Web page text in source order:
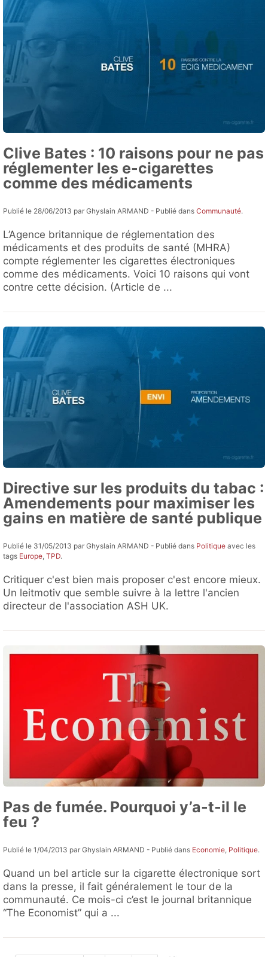
Clive Bates : 10 raisons pour ne pas
réglementer les e-cigarettes
comme des médicaments
Publié le 28/06/2013 par Ghyslain ARMAND - Publié dans Communauté.
L’Agence britannique de réglementation des
médicaments et des produits de santé (MHRA)
compte réglementer les cigarettes électroniques
comme des médicaments. Voici 10 raisons qui vont
contre cette décision. (Article de ...
Directive sur les produits du tabac :
Amendements pour maximiser les
gains en matière de santé publique
Publié le 31/05/2013 par Ghyslain ARMAND - Publié dans Politique avec les
tags Europe, TPD.
Critiquer c'est bien mais proposer c'est encore mieux.
Un leitmotiv que semble suivre à la lettre l'ancien
directeur de l'association ASH UK.
Pas de fumée. Pourquoi y’a-t-il le
feu ?
Publié le 1/04/2013 par Ghyslain ARMAND - Publié dans Economie Politique.
Quand un bel article sur la cigarette électronique sort
dans la presse, il fait généralement le tour de la
communauté. Ce mois-ci c’est le journal britannique
“The Economist” qui a ...